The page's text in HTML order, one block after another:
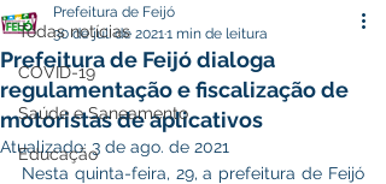
Todas notícias
COVID-19
Saúde e Saneamento
Educação
Prefeitura de Feijó dialoga
regulamentação e fiscalização de
motoristas de aplicativos
Prefeitura de Feijó
30 de jul. de 20211 min de leitura
Atualizado: 3 de ago. de 2021
Nesta quinta-feira, 29, a prefeitura de Feijó